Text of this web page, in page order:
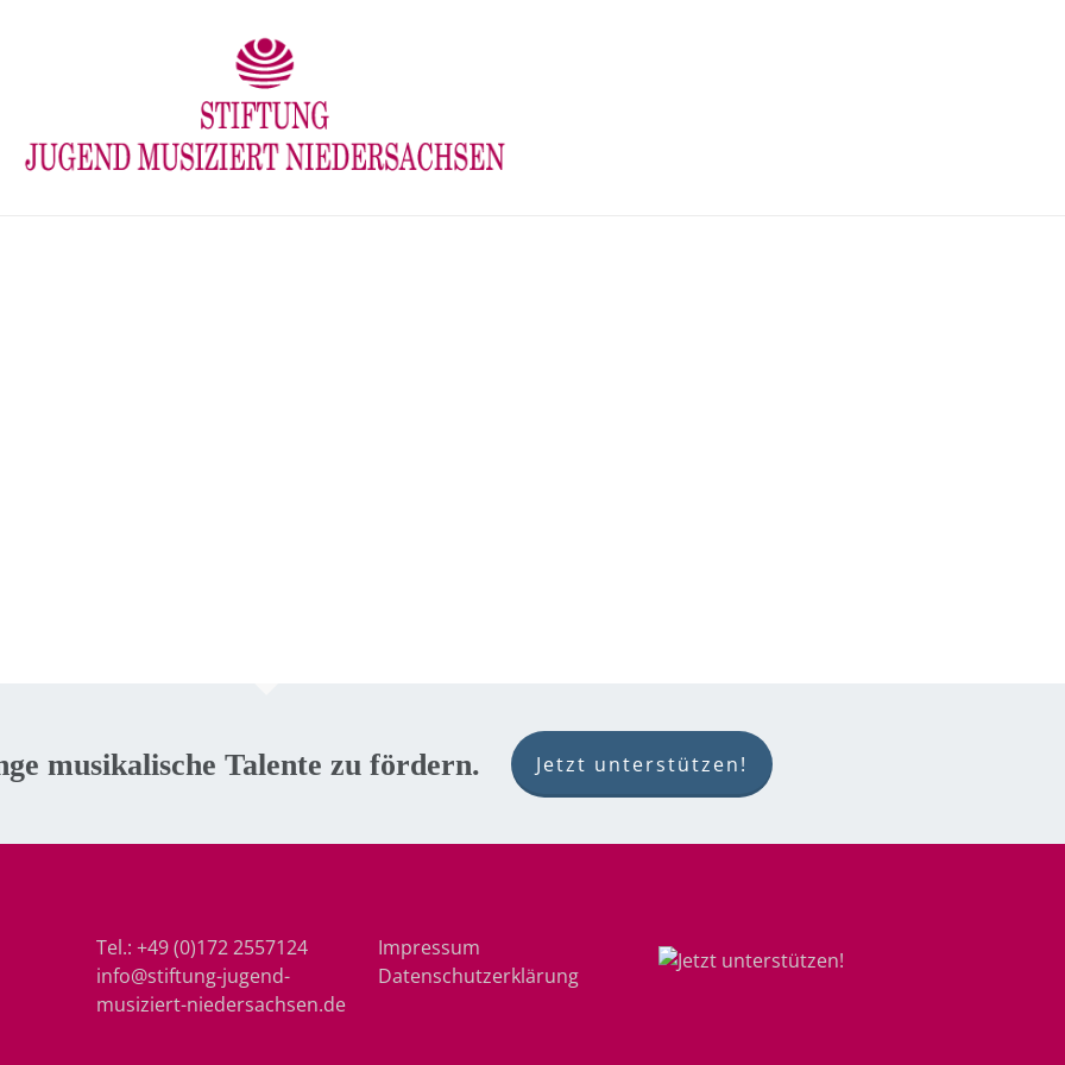
musikalische Talente zu fördern. Jetzt unterstützen!
Tel.: +49 (0)172 2557124
info@stiftung-jugend-
musiziert-niedersachsen.de
Impressum
Datenschutzerklärung